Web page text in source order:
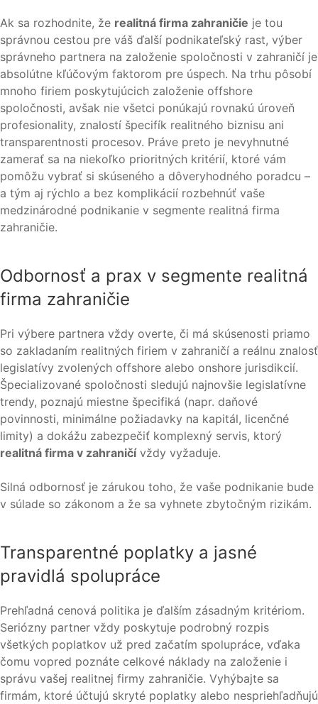
Ak sa rozhodnite, že realitná firma zahraničie je tou
správnou cestou pre váš ďalší podnikateľský rast, výber
správneho partnera na založenie spoločnosti v zahraničí je
absolútne kľúčovým faktorom pre úspech. Na trhu pôsobí
mnoho firiem poskytujúcich založenie offshore
spoločnosti, avšak nie všetci ponúkajú rovnakú úroveň
profesionality, znalostí špecifík realitného biznisu ani
transparentnosti procesov. Práve preto je nevyhnutné
zamerať sa na niekoľko prioritných kritérií, ktoré vám
pomôžu vybrať si skúseného a dôveryhodného poradcu –
a tým aj rýchlo a bez komplikácií rozbehnúť vaše
medzinárodné podnikanie v segmente realitná firma
zahraničie.
Odbornosť a prax v segmente realitná
firma zahraničie
Pri výbere partnera vždy overte, či má skúsenosti priamo
so zakladaním realitných firiem v zahraničí a reálnu znalosť
legislatívy zvolených offshore alebo onshore jurisdikcií.
Špecializované spoločnosti sledujú najnovšie legislatívne
trendy, poznajú miestne špecifiká (napr. daňové
povinnosti, minimálne požiadavky na kapitál, licenčné
limity) a dokážu zabezpečiť komplexný servis, ktorý
realitná firma v zahraničívždy vyžaduje.
Silná odbornosť je zárukou toho, že vaše podnikanie bude
v súlade so zákonom a že sa vyhnete zbytočným rizikám.
Transparentné poplatky a jasné
pravidlá spolupráce
Prehľadná cenová politika je ďalším zásadným kritériom.
Seriózny partner vždy poskytuje podrobný rozpis
všetkých poplatkov už pred začatím spolupráce, vďaka
čomu vopred poznáte celkové náklady na založenie i
správu vašej realitnej firmy zahraničie. Vyhýbajte sa
firmám, ktoré účtujú skryté poplatky alebo nespriehľadňujú